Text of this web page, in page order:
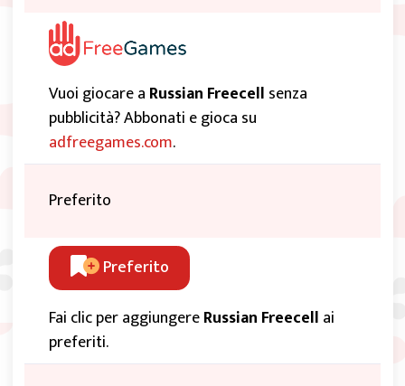
Vuoi giocare a Russian Freecell senza
pubblicità? Abbonati e gioca su
adfreegames.com.
Preferito
Preferito
Fai clic per aggiungereRussian Freecell ai
preferiti.